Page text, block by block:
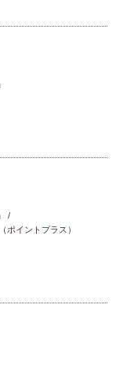
ポイントプラス）